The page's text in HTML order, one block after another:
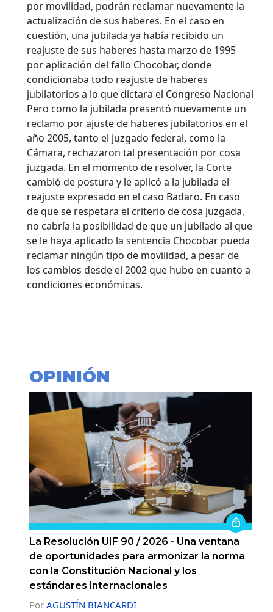
por movilidad, podrán reclamar nuevamente la
actualización de sus haberes. En el caso en
cuestión, una jubilada ya había recibido un
reajuste de sus haberes hasta marzo de 1995
por aplicación del fallo Chocobar, donde
condicionaba todo reajuste de haberes
jubilatorios a lo que dictara el Congreso Nacional
Pero como la jubilada presentó nuevamente un
reclamo por ajuste de haberes jubilatorios en el
año 2005, tanto el juzgado federal, como la
Cámara, rechazaron tal presentación por cosa
juzgada. En el momento de resolver, la Corte
cambió de postura y le aplicó a la jubilada el
reajuste expresado en el caso Badaro. En caso
de que se respetara el criterio de cosa juzgada,
no cabría la posibilidad de que un jubilado al que
se le haya aplicado la sentencia Chocobar pueda
reclamar ningún tipo de movilidad, a pesar de
los cambios desde el 2002 que hubo en cuanto a
condiciones económicas.
OPINIÓN
La Resolución UIF 90 / 2026 - Una ventana
de oportunidades para armonizar la norma
con la Constitución Nacional y los
estándares internacionales
Por AGUSTÍN BIANCARDI